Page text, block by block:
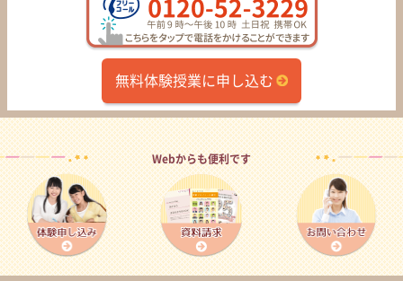
無料体験授業に申し込む
Webからも便利です